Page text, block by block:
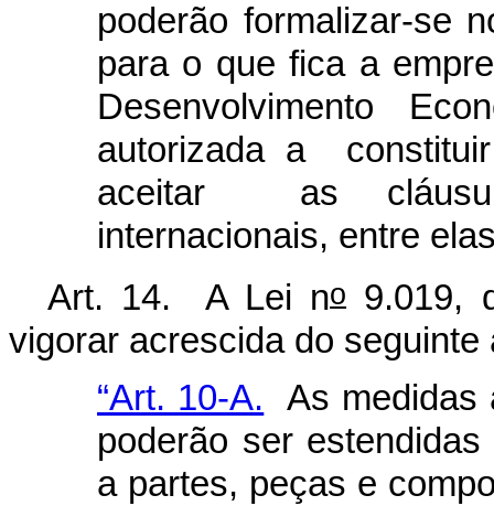
poderão formalizar-se
para o que fica a
Desenvolvimento
autorizada a
aceitar as
internacionais, entre
Art. 14. A Lei no 9.019,
vigorar acrescida do seguinte
“Art. 10-A. As medidas
poderão ser
a partes, peças e